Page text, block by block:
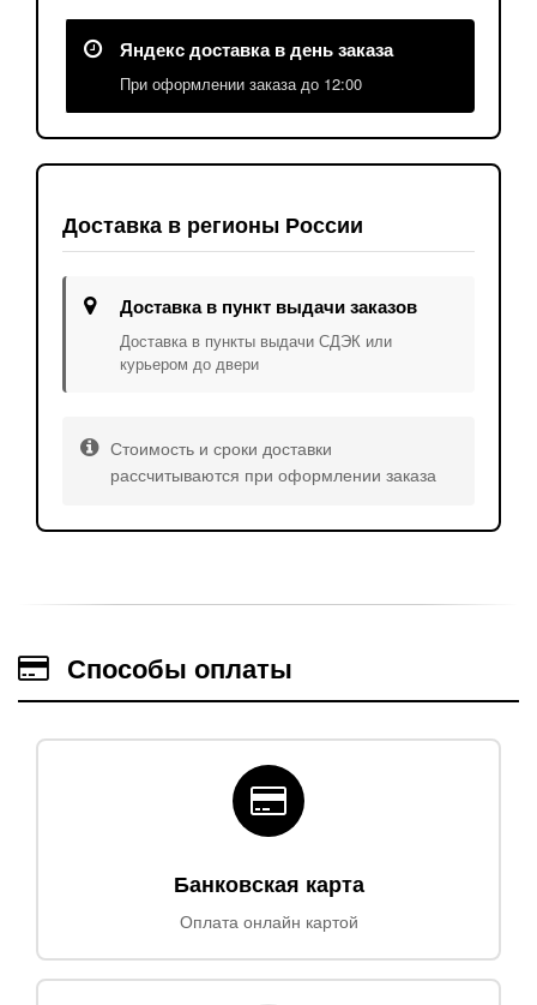
Яндекс доставка в день заказа
При оформлении заказа до 12:00
Доставка в регионы России
Доставка в пункт выдачи заказов
Доставка в пункты выдачи СДЭК или
курьером до двери
Стоимость и сроки доставки
рассчитываются при оформлении заказа
Способы оплаты
Банковская карта
Оплата онлайн картой